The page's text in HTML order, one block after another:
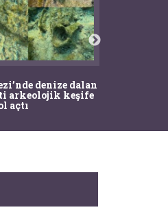
denize dalan
arkeolojik keşife
açtı